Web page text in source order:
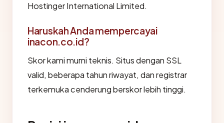
Hostinger International Limited.
Haruskah Anda mempercayai
inacon.co.id?
Skor kami murni teknis. Situs dengan SSL
valid, beberapa tahun riwayat, dan registrar
terkemuka cenderung berskor lebih tinggi.